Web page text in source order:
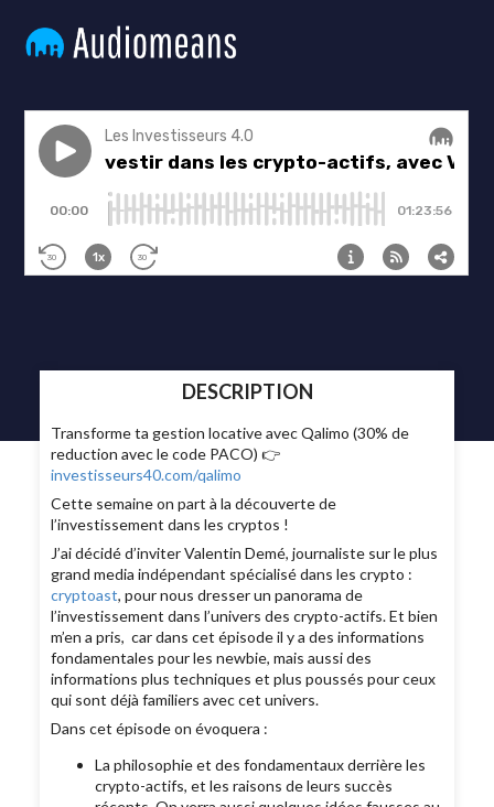
DESCRIPTION
Transforme ta gestion locative avec Qalimo (30% de
reduction avec le code PACO) 👉
investisseurs40.com/qalimo
Cette semaine on part à la découverte de
l’investissement dans les cryptos !
J’ai décidé d’inviter Valentin Demé, journaliste sur le plus
grand media indépendant spécialisé dans les crypto :
cryptoast, pour nous dresser un panorama de
l’investissement dans l’univers des crypto-actifs. Et bien
m’en a pris, car dans cet épisode il y a des informations
fondamentales pour les newbie, mais aussi des
informations plus techniques et plus poussés pour ceux
qui sont déjà familiers avec cet univers.
Dans cet épisode on évoquera :
La philosophie et des fondamentaux derrière les
crypto-actifs, et les raisons de leurs succès